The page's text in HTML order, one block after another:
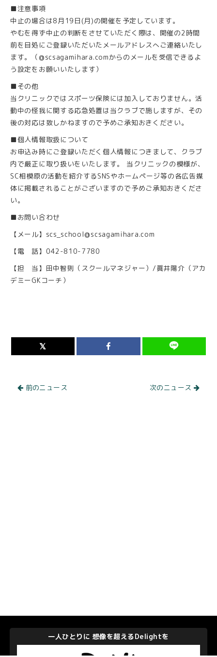
■注意事項
中止の場合は8月19日(月)の開催を予定しています。
やむを得ず中止の判断をさせていただく際は、開催の2時間
前を目処にご登録いただいたメールアドレスへご連絡いたし
ます。（@scsagamihara.comからのメールを受信できるよ
う設定をお願いいたします）
■その他
当クリニックではスポーツ保険には加入しておりません。活
動中の怪我に関する応急処置は当クラブで施しますが、その
後の対応は致しかねますので予めご承知おきください。
■個人情報取扱について
お申込み時にご登録いただく個人情報につきまして、クラブ
内で厳正に取り扱いをいたします。 当クリニックの模様が、
SC相模原の活動を紹介するSNSやホームページ等の各広告媒
体に掲載されることがございますので予めご承知おきくださ
い。
■お問い合わせ
【メール】scs_school@scsagamihara.com
【電 話】042-810-7780
【担 当】田中智則（スクールマネジャー）/眞井陽介（アカ
デミーGKコーチ）
前のニュース 次のニュース
一人ひとりに 想像を超えるDelightを